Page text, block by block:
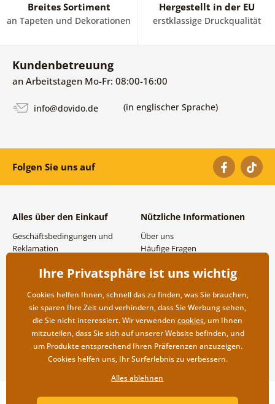
Breites Sortiment
an Tapeten und Dekorationen
Hergestellt in der EU
erstklassige Druckqualität
Kundenbetreuung
an Arbeitstagen Mo-Fr: 08:00-16:00
info@dovido.de (in englischer Sprache)
Folgen Sie uns auf
Alles über den Einkauf
Geschäftsbedingungen und
Reklamation
Versand- und
Rücksendung der Ware
Nützliche Informationen
Über uns
Häufige Fragen
Großhandel und
Copyright ©2019 © Dovido.at.
Ihre Privatsphäre ist uns wichtig
Cookies helfen Ihnen, schnell das zu finden, was Sie brauchen,
sie sparen Ihre Zeit und verhindern, dass Sie Werbung sehen,
die Sie nicht interessiert. Wir verwenden cookies, um Ihnen
mitzuteilen, dass Sie sich auf unserer Website befinden, und
um Produkte entsprechend Ihren Präferenzen anzuzeigen.
Cookies helfen uns, Ihr Surferlebnis zu verbessern.
Alles ablehnen